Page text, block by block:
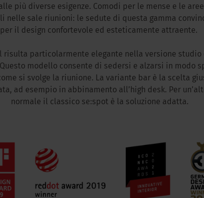
più diverse esigenze. Comodi per le mense e le
nelle sale riunioni: le sedute di questa gamma
per il design confortevole ed esteticamente attraente.
risulta particolarmente elegante nella versione studio
modello consente di sedersi e alzarsi in modo
si svolge la riunione. La variante bar è la scelta
ad esempio in abbinamento all’high desk. Per
normale il classico se:spot è la soluzione adatta.